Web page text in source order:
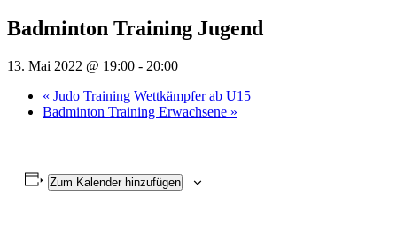
Badminton Training Jugend
13. Mai 2022 @ 19:00 - 20:00
« Judo Training Wettkämpfer ab U15
Badminton Training Erwachsene »
Zum Kalender hinzufügen